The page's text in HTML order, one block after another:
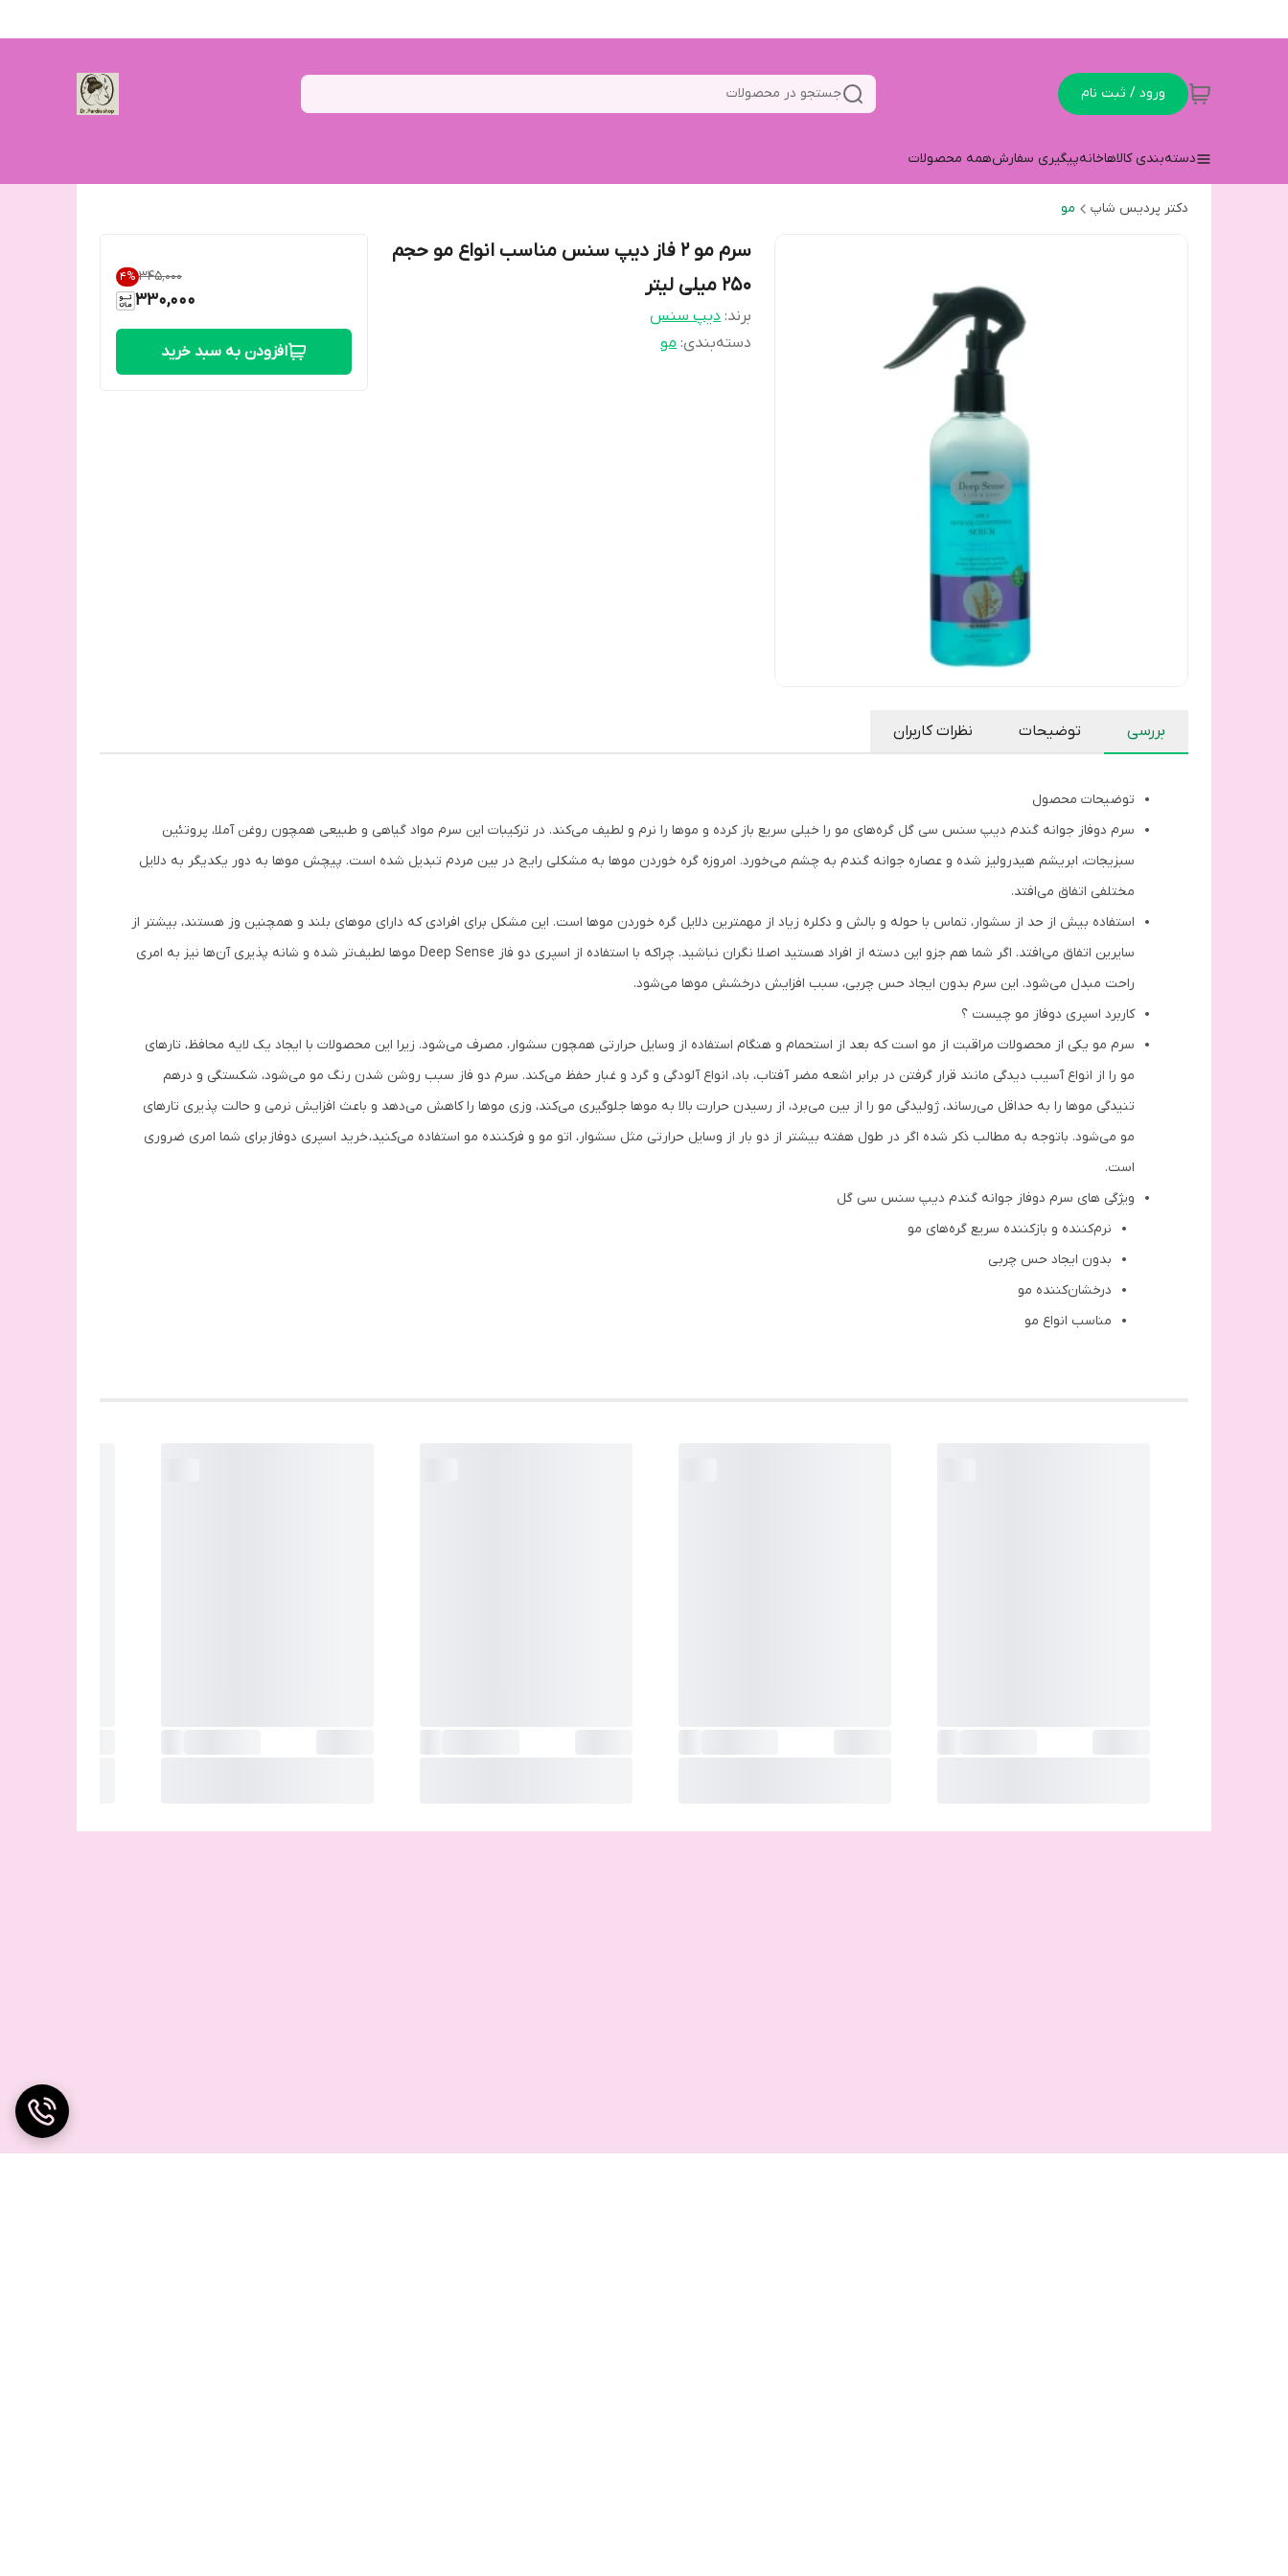
ورود / ثبت نام جستجو در محصولات
دسته‌بندی کالاهاخانهپیگیری سفارشهمه محصولات
دکتر پردیس شاپ مو
سرم مو 2 فاز دیپ سنس مناسب انواع مو حجم
250 میلی لیتر
برند: دیپ سنس
دسته‌بندی:مو
۳۴۵٬۰۰۰ 4%
330,000
افزودن به سبد خرید
بررسی توضیحات نظرات کاربران
توضیحات محصول
سرم دوفاز جوانه گندم دیپ سنس سی گل گره‌های مو را خیلی سریع باز کرده و موها را نرم و لطیف می‌کند. در ترکیبات این سرم مواد گیاهی و طبیعی همچون روغن آملا، پروتئین
سبزیجات، ابریشم هیدرولیز شده و عصاره جوانه گندم به چشم می‌خورد. امروزه گره خوردن موها به مشکلی رایج در بین مردم تبدیل شده است. پیچش موها به دور یکدیگر به دلایل
مختلفی اتفاق می‌افتد.
استفاده بیش از حد از سشوار، تماس با حوله و بالش و دکلره زیاد از مهمترین دلایل گره خوردن موها است. این مشکل برای افرادی که دارای موهای بلند و همچنین وز هستند، بیشتر از
سایرین اتفاق می‌افتد. اگر شما هم جزو این دسته از افراد هستید اصلا نگران نباشید. چراکه با استفاده از اسپری دو فاز Deep Sense موها لطیف‌تر شده و شانه پذیری آن‌ها نیز به امری
راحت مبدل می‌شود. این سرم بدون ایجاد حس چربی، سبب افزایش درخشش موها می‌شود.
کاربرد اسپری دوفاز مو چیست ؟
سرم مو یکی از محصولات مراقبت از مو است که بعد از استحمام و هنگام استفاده از وسایل حرارتی همچون سشوار، مصرف می‌شود. زیرا این محصولات با ایجاد یک لایه محافظ، تارهای
مو را از انواع آسیب دیدگی مانند قرار گرفتن در برابر اشعه مضر آفتاب، باد، انواع آلودگی و گرد و غبار حفظ می‌کند. سرم دو فاز سبب روشن شدن رنگ مو می‌شود، شکستگی و درهم
تنیدگی موها را به حداقل می‌رساند، ژولیدگی مو را از بین می‌برد، از رسیدن حرارت بالا به موها جلوگیری می‌کند، وزی موها را کاهش می‌دهد و باعث افزایش نرمی و حالت پذیری تارهای
مو می‌شود. باتوجه به مطالب ذکر شده اگر در طول هفته بیشتر از دو بار از وسایل حرارتی مثل سشوار، اتو مو و فرکننده مو استفاده می‌کنید، خرید اسپری دوفاز برای شما امری ضروری
است.
ویژگی های سرم دوفاز جوانه گندم دیپ سنس سی گل
نرم‌کننده و بازکننده سریع گره‌های مو
بدون ایجاد حس چربی
درخشان‌کننده مو
مناسب انواع مو